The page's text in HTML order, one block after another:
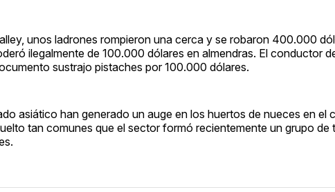
unos ladrones rompieron una cerca y se robaron 400.000
ilegalmente de 100.000 dólares en almendras. El conductor
sustrajo pistaches por 100.000 dólares.
asiático han generado un auge en los huertos de nueces en el
tan comunes que el sector formó recientemente un grupo de